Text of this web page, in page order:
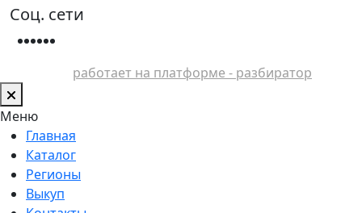
Соц. сети
работает на платформе - разбиратор
Меню
Главная
Каталог
Регионы
Выкуп